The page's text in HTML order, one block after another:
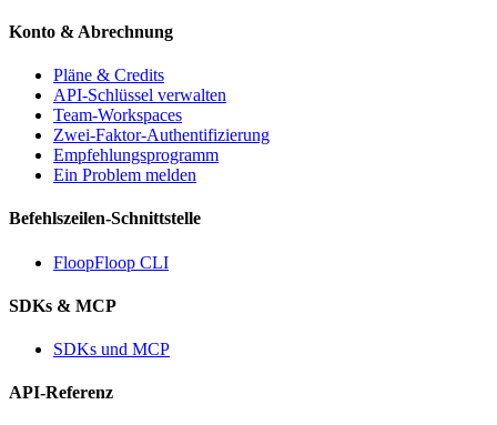
Konto & Abrechnung
Pläne & Credits
API-Schlüssel verwalten
Team-Workspaces
Zwei-Faktor-Authentifizierung
Empfehlungsprogramm
Ein Problem melden
Befehlszeilen-Schnittstelle
FloopFloop CLI
SDKs & MCP
SDKs und MCP
API-Referenz